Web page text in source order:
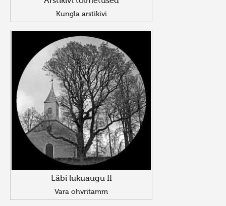
Kungla arstikivi
Läbi lukuaugu II
Vara ohvritamm